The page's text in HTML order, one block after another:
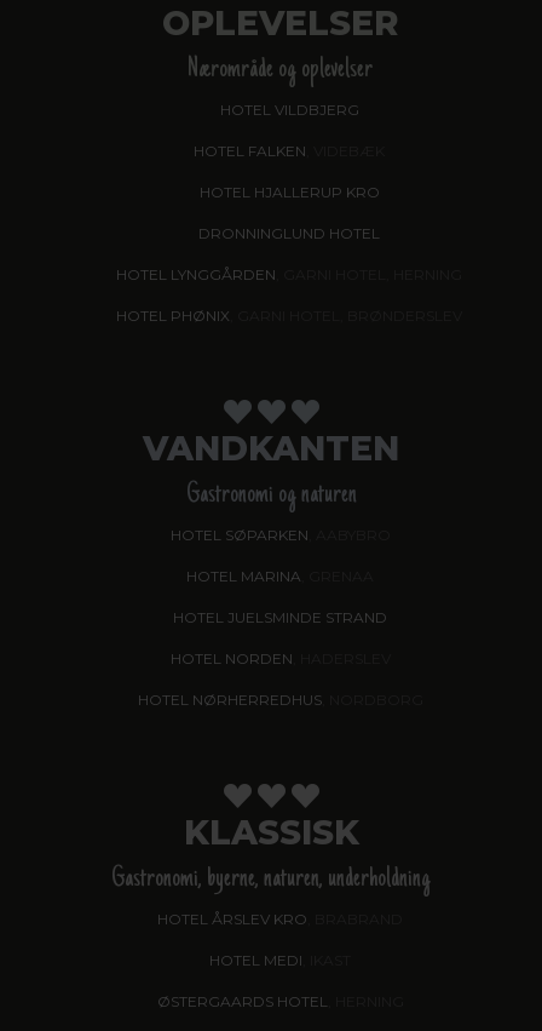
OPLEVELSER
Nærområde og oplevelser
HOTEL VILDBJERG
HOTEL FALKEN
HOTEL HJALLERUP KRO
DRONNINGLUND HOTEL
HOTEL LYNGGÅRDEN
HOTEL PHØNIX
VANDKANTEN
Gastronomi og naturen
HOTEL SØPARKEN
HOTEL MARINA
HOTEL JUELSMINDE STRAND
HOTEL NORDEN
HOTEL NØRHERREDHUS, NORDBORG
KLASSISK
Gastronomi, byerne, naturen, underholdning
HOTEL ÅRSLEV KRO
HOTEL MEDI
ØSTERGAARDS HOTEL